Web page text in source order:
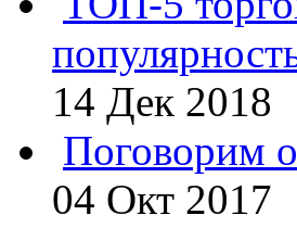
14 Дек 2018
Поговорим
04 Окт 2017